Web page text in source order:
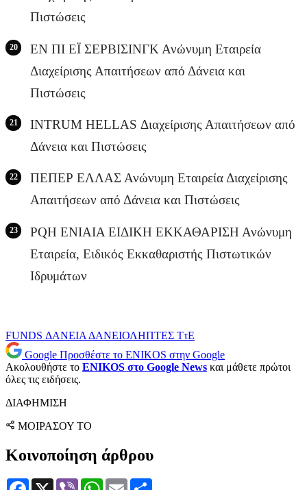
Πιστώσεις
ΕΝ ΠΙ ΕΪ ΣΕΡΒΙΣΙΝΓΚ Ανώνυμη Εταιρεία
Διαχείρισης Απαιτήσεων από Δάνεια και
Πιστώσεις
INTRUM HELLAS Διαχείρισης Απαιτήσεων από
Δάνεια και Πιστώσεις
ΠΕΠΕΡ ΕΛΛΑΣ Ανώνυμη Εταιρεία Διαχείρισης
Απαιτήσεων από Δάνεια και Πιστώσεις
PQH ΕΝΙΑΙΑ ΕΙΔΙΚΗ ΕΚΚΑΘΑΡΙΣΗ Ανώνυμη
Εταιρεία, Ειδικός Εκκαθαριστής Πιστωτικών
Ιδρυμάτων
FUNDS ΔΑΝΕΙΑ ΔΑΝΕΙΟΛΗΠΤΕΣ ΤτΕ
Google Προσθέστε το ENIKOS στην Google
Ακολουθήστε το ENIKOS στο Google News και μάθετε πρώτοι
όλες τις ειδήσεις.
ΔΙΑΦΗΜΙΣΗ
ΜΟΙΡΑΣΟΥ ΤΟ
Κοινοποίηση άρθρου
Facebook
X Viber WhatsApp
Email